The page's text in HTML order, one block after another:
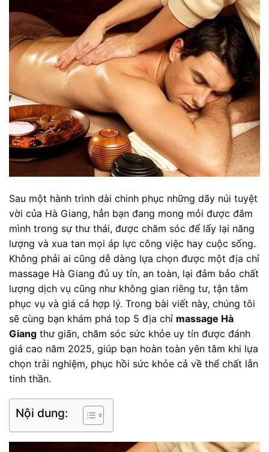
Sau một hành trình dài chinh phục những dãy núi tuyệt
vời của Hà Giang, hẳn bạn đang mong mỏi được đắm
mình trong sự thư thái, được chăm sóc để lấy lại năng
lượng và xua tan mọi áp lực công việc hay cuộc sống.
Không phải ai cũng dễ dàng lựa chọn được một địa chỉ
massage Hà Giang đủ uy tín, an toàn, lại đảm bảo chất
lượng dịch vụ cũng như không gian riêng tư, tận tâm
phục vụ và giá cả hợp lý. Trong bài viết này, chúng tôi
sẽ cùng bạn khám phá top 5 địa chỉ massage Hà
Giang thư giãn, chăm sóc sức khỏe uy tín được đánh
giá cao năm 2025, giúp bạn hoàn toàn yên tâm khi lựa
chọn trải nghiệm, phục hồi sức khỏe cả về thể chất lẫn
tinh thần.
Nội dung: